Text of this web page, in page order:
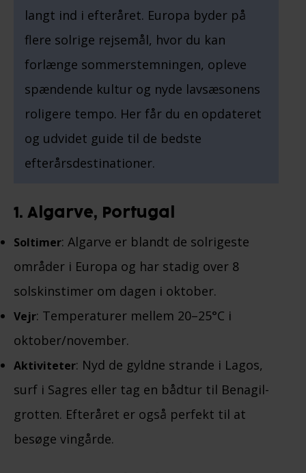
langt ind i efteråret. Europa byder på
flere solrige rejsemål, hvor du kan
forlænge sommerstemningen, opleve
spændende kultur og nyde lavsæsonens
roligere tempo. Her får du en opdateret
og udvidet guide til de bedste
efterårsdestinationer.
1. Algarve, Portugal
Soltimer: Algarve er blandt de solrigeste
områder i Europa og har stadig over 8
solskinstimer om dagen i oktober.
Vejr: Temperaturer mellem 20–25°C i
oktober/november.
Aktiviteter: Nyd de gyldne strande i Lagos,
surf i Sagres eller tag en bådtur til Benagil-
grotten. Efteråret er også perfekt til at
besøge vingårde.